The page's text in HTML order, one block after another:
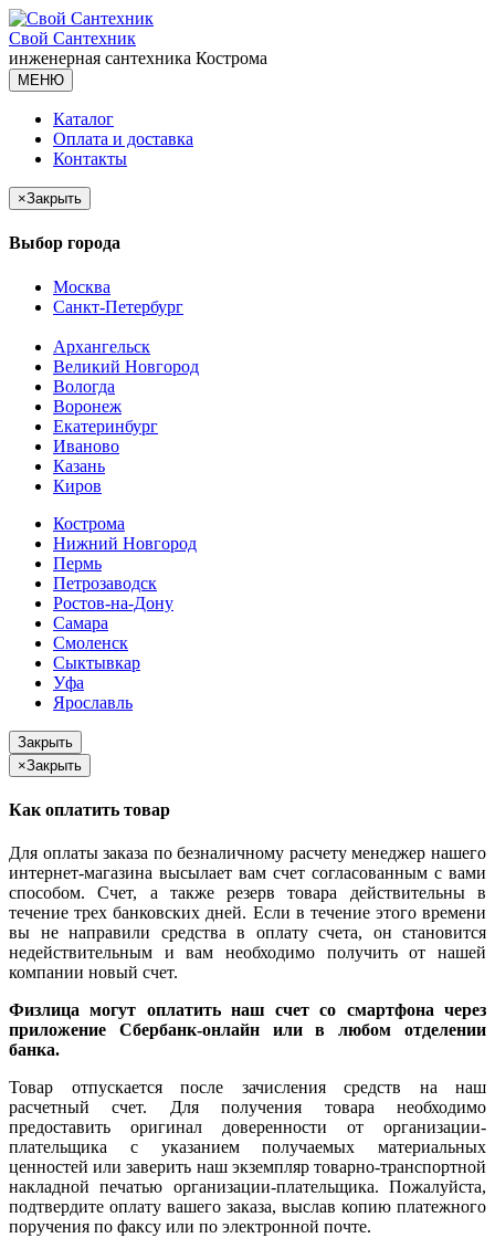
Свой Сантехник
инженерная сантехника Кострома
МЕНЮ
Каталог
Оплата и доставка
Контакты
×Закрыть
Выбор города
Москва
Санкт-Петербург
Архангельск
Великий Новгород
Вологда
Воронеж
Екатеринбург
Иваново
Казань
Киров
Кострома
Нижний Новгород
Пермь
Петрозаводск
Ростов-на-Дону
Самара
Смоленск
Сыктывкар
Уфа
Ярославль
Закрыть
×Закрыть
Как оплатить товар
Для оплаты заказа по безналичному расчету менеджер нашего
интернет-магазина высылает вам счет согласованным с вами
способом. Счет, а также резерв товара действительны в
течение трех банковских дней. Если в течение этого времени
вы не направили средства в оплату счета, он становится
недействительным и вам необходимо получить от нашей
компании новый счет.
Физлица могут оплатить наш счет со смартфона через
приложение Сбербанк-онлайн или в любом отделении
банка.
Товар отпускается после зачисления средств на наш
расчетный счет. Для получения товара необходимо
предоставить оригинал доверенности от организации-
плательщика с указанием получаемых материальных
ценностей или заверить наш экземпляр товарно-транспортной
накладной печатью организации-плательщика. Пожалуйста,
подтвердите оплату вашего заказа, выслав копию платежного
поручения по факсу или по электронной почте.